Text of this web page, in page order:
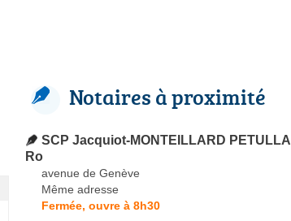
Notaires à proximité
SCP Jacquiot-MONTEILLARD PETULLA
Ro
avenue de Genève
Même adresse
Fermée, ouvre à 8h30